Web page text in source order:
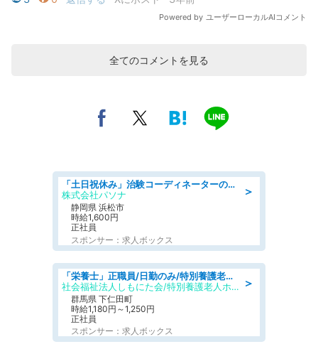
全てのコメントを見る
＞
「土日祝休み」治験コーディネーターのお仕事/未経験OK
株式会社パソナ
静岡県 浜松市
時給1,600円
正社員
スポンサー：求人ボックス
＞
「栄養士」正職員/日勤のみ/特別養護老人ホーム
社会福祉法人しもにた会/特別養護老人ホーム かぶらの里
群馬県 下仁田町
時給1,180円～1,250円
正社員
スポンサー：求人ボックス